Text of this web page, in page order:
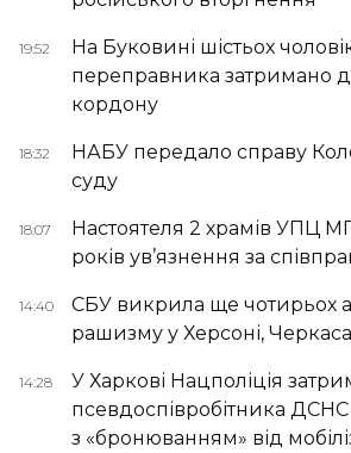
19:52
На Буковині шістьох
переправника затримано
кордону
18:32
НАБУ передало справу
суду
18:07
Настоятеля 2 храмів УПЦ
років ув’язнення за
14:40
СБУ викрила ще чотирьох
рашизму у Херсоні,
14:28
У Харкові Нацполіція
псевдоспівробітника
з «бронюванням» від